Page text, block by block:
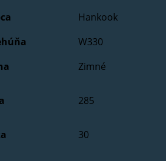
Hankook
W330
Zimné
285
30